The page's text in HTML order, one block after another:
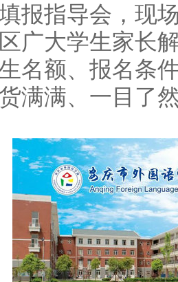
报指导会，现
广大学生家长
名额、报名条
满满、一目了